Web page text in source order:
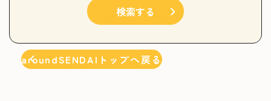
検索する
aroundSENDAIトップへ戻る